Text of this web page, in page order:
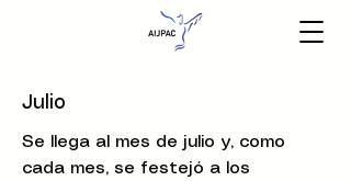
Julio
Se llega al mes de julio y, como
cada mes, se festejó a los